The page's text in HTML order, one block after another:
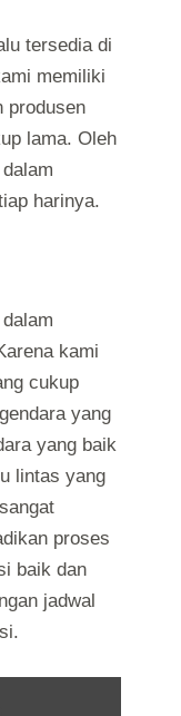
tersedia di
memiliki
produsen
lama. Oleh
harinya.
kami
cukup
yang
yang baik
lintas yang
proses
baik dan
jadwal